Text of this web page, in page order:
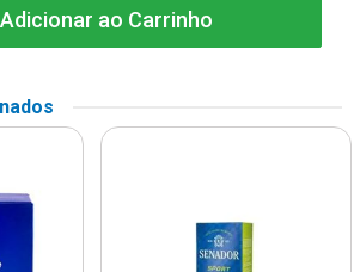
Adicionar ao Carrinho